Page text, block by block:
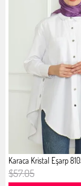
Karaca Kristal Eşarp
$57.05